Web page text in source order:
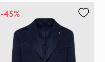
-45%